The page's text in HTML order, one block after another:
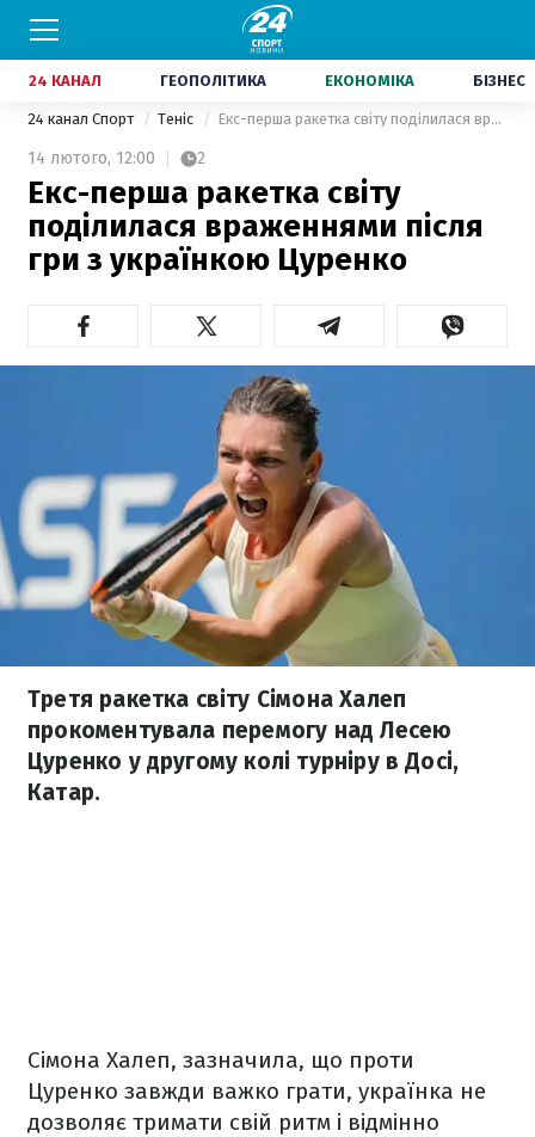
24 КАНАЛ ГЕОПОЛІТИКА ЕКОНОМІКА БІЗНЕС
24 канал Спорт Теніс Екс-перша ракетка світу поділилася враженнями після гри з українкою Цуренко
14 лютого, 12:00 2
Екс-перша ракетка світу
поділилася враженнями після
гри з українкою Цуренко
Третя ракетка світу Сімона Халеп
прокоментувала перемогу над Лесею
Цуренко у другому колі турніру в Досі,
Катар.
Сімона Халеп, зазначила, що проти
Цуренко завжди важко грати, українка не
дозволяє тримати свій ритм і відмінно